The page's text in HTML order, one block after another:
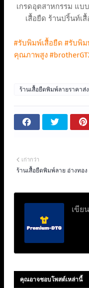
เกรดอุตสาหกรรม แบ
เสื้อยืด ร้านปริ้นท์เ
#รับพิมพ์เสื้อยืด #รับพิม
คุณภาพสูง
ร้านเสื้อยืดพิมพ์ลายราคาส่
เก่ากว่า
ร้านเสื้อยืดพิมพ์ลาย อ่างทอง
เขีย
คุณอาจชอบโพสต์เหล่านี้